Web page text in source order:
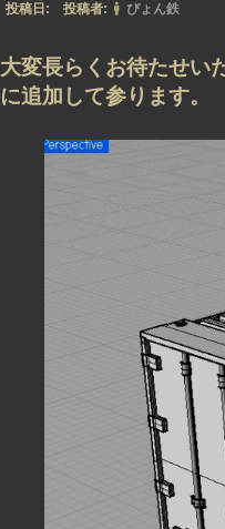
投稿日: 投稿者: ぴょん鉄
大変長らくお待たせい
に追加して参ります。